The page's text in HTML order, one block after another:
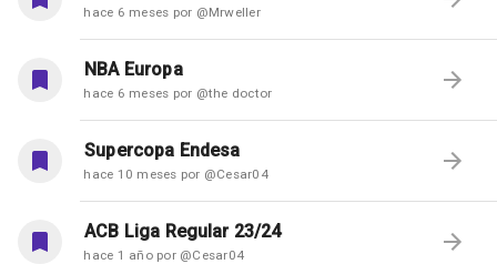
hace 6 meses por @Mrweller
NBA Europa
hace 6 meses por @the doctor
Supercopa Endesa
hace 10 meses por @Cesar04
ACB Liga Regular 23/24
hace 1 año por @Cesar04